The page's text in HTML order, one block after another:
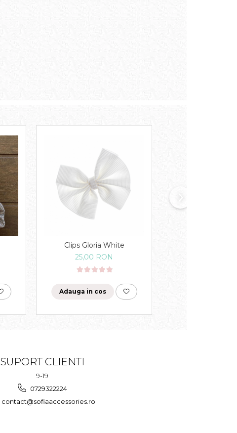
Clips Gloria White
25,00 RON
Adauga in cos
SUPORT CLIENTI
9-19
0729322224
contact@sofiaaccessories.ro